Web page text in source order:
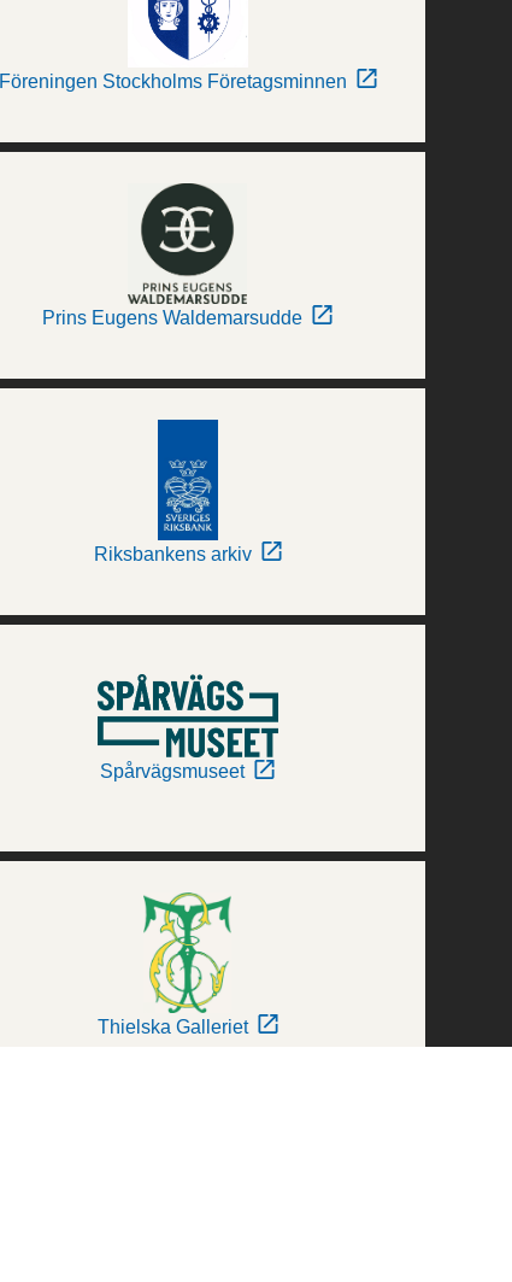
Föreningen Stockholms Företagsminnen
Prins Eugens Waldemarsudde
Riksbankens arkiv
Spårvägsmuseet
Thielska Galleriet